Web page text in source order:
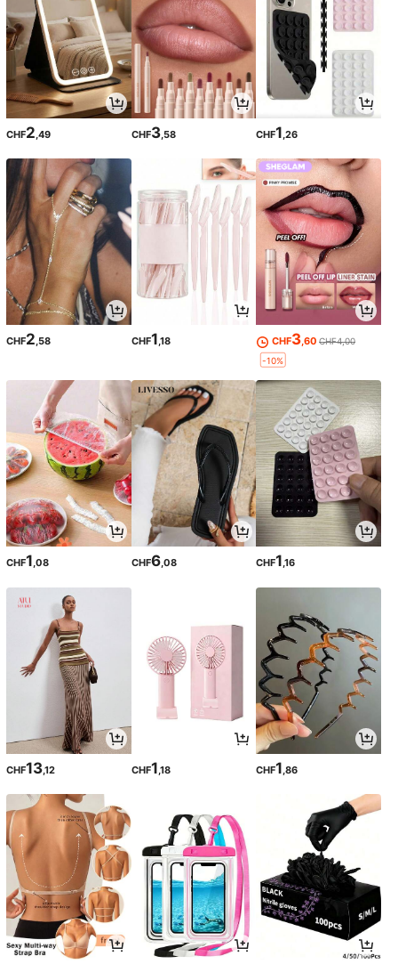
CHF2,49 CHF3,58 CHF1,26
CHF2,58 CHF1,18 CHF3,60 CHF4,00
-10%
CHF1,08 CHF6,08 CHF1,16
CHF13,12 CHF1 ,18 CHF1 ,86